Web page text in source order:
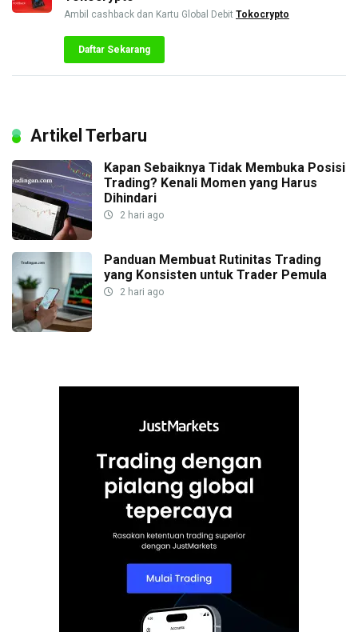
Ambil cashback dan Kartu Global Debit Tokocrypto
Daftar Sekarang
Artikel Terbaru
Kapan Sebaiknya Tidak Membuka Posisi
Trading? Kenali Momen yang Harus
Dihindari
2 hari ago
Panduan Membuat Rutinitas Trading
yang Konsisten untuk Trader Pemula
2 hari ago